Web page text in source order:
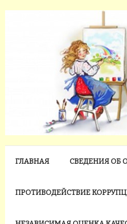
ГЛАВНАЯ СВЕДЕНИЯ ОБ
ПРОТИВОДЕЙСТВИЕ